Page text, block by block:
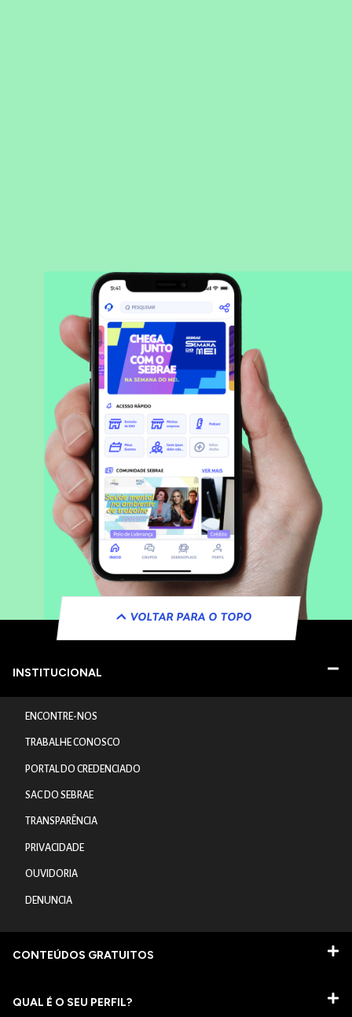
VOLTAR PARA O TOPO
INSTITUCIONAL
ENCONTRE-NOS
TRABALHE CONOSCO
PORTAL DO CREDENCIADO
SAC DO SEBRAE
TRANSPARÊNCIA
PRIVACIDADE
OUVIDORIA
DENUNCIA
CONTEÚDOS GRATUITOS
QUAL É O SEU PERFIL?